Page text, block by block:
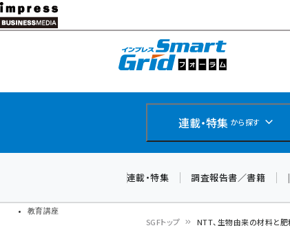
メ
イ
教育講座
スマ
連載・特集 から探す
連載・特集 調査報告書／書籍 |
SGFトップ NTT、生物由来の材料と